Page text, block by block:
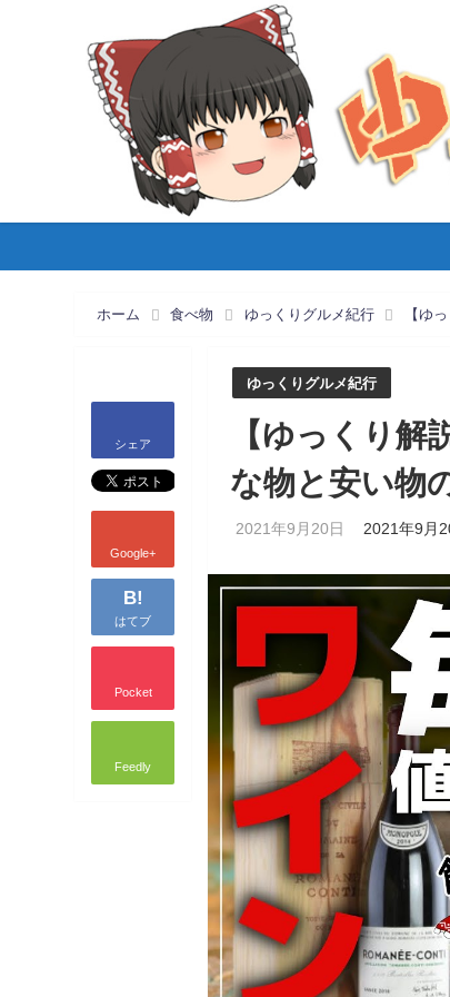
ホーム 食べ物 ゆっくりグルメ紀行 【ゆ
シェア
Google+
B!
はてブ
Pocket
Feedly
ゆっくりグルメ紀行
【ゆっくり
な物と安い物
2021年9月20日 2021年9月